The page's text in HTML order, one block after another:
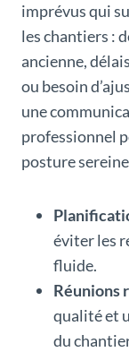
imprévus qui
les chantiers :
ancienne,
ou besoin
une
professionnel
posture
éviter les
fluide.
Réunions
qualité et
du